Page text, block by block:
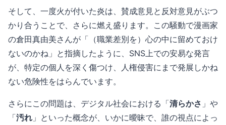
そして、一度火が付いた炎は、賛成意見と反対意見がぶつ
かり合うことで、さらに燃え盛ります。この騒動で漫画家
の倉田真由美さんが「（職業差別を）心の中に留めておけ
ないのかね」と指摘したように、SNS上での安易な発言
が、特定の個人を深く傷つけ、人権侵害にまで発展しかね
ない危険性をはらんでいます。
さらにこの問題は、デジタル社会における「清らかさ 」や
「汚れ 」といった概念が、いかに曖昧で、誰の視点によっ